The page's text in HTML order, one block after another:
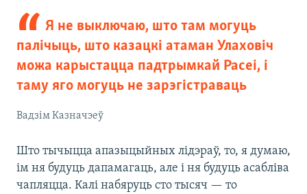
Я не выключаю, што там могуць
палічыць, што казацкі атаман Улаховіч
можа карыстацца падтрымкай Расеі, і
таму яго могуць не зарэгістраваць
Вадзім Казначэеў
Што тычыцца апазыцыйных лідэраў, то, я думаю,
ім ня будуць дапамагаць, але і ня будуць асабліва
чапляцца. Калі набяруць сто тысяч — то